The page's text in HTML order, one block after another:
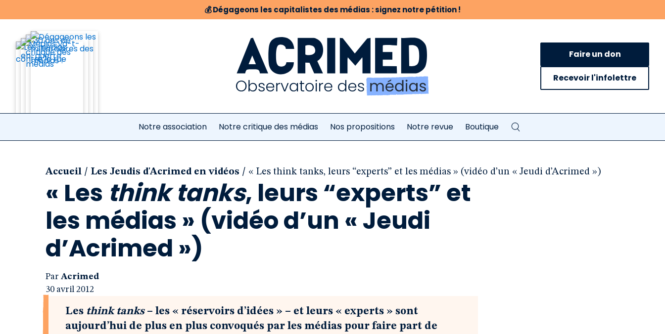
💰Dégageons les capitalistes des médias : signez notre pétition !
Faire un don
Recevoir l'infolettre
Notre association Notre critique des médias Nos propositions Notre revue Boutique
Accueil / Les Jeudis d'Acrimed en vidéos / « Les think tanks, leurs “experts” et les médias » (vidéo d’un « Jeudi d’Acrimed »)
« Les think tanks, leurs “experts” et
les médias » (vidéo d’un « Jeudi
d’Acrimed »)
Par Acrimed
30 avril 2012
Les think tanks– les « réservoirs d’idées » – et leurs « experts » sont
aujourd’hui de plus en plus convoqués par les médias pour faire part de